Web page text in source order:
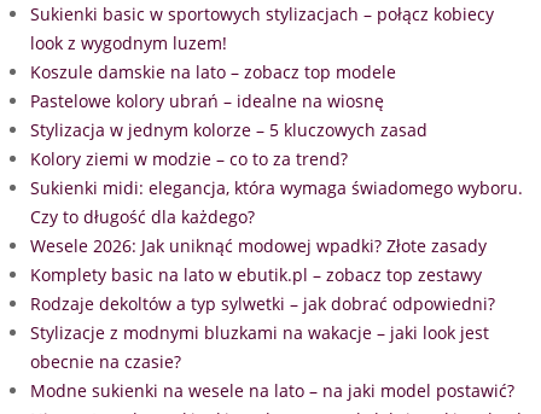
Sukienki basic w sportowych stylizacjach – połącz kobiecy
look z wygodnym luzem!
Koszule damskie na lato – zobacz top modele
Pastelowe kolory ubrań – idealne na wiosnę
Stylizacja w jednym kolorze – 5 kluczowych zasad
Kolory ziemi w modzie – co to za trend?
Sukienki midi: elegancja, która wymaga świadomego wyboru.
Czy to długość dla każdego?
Wesele 2026: Jak uniknąć modowej wpadki? Złote zasady
Komplety basic na lato w ebutik.pl – zobacz top zestawy
Rodzaje dekoltów a typ sylwetki – jak dobrać odpowiedni?
Stylizacje z modnymi bluzkami na wakacje – jaki look jest
obecnie na czasie?
Modne sukienki na wesele na lato – na jaki model postawić?